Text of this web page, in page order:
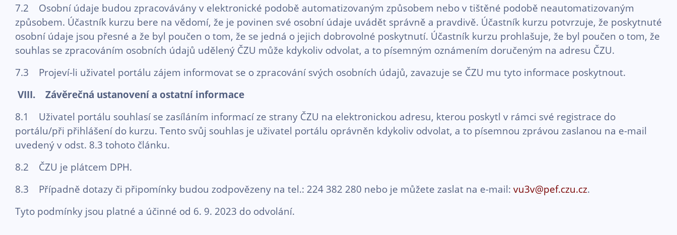
7.2 Osobní údaje budou zpracovávány v elektronické podobě automatizovaným způsobem nebo v tištěné podobě neautomatizovaným
způsobem. Účastník kurzu bere na vědomí, že je povinen své osobní údaje uvádět správně a pravdivě. Účastník kurzu potvrzuje, že poskytnuté
osobní údaje jsou přesné a že byl poučen o tom, že se jedná o jejich dobrovolné poskytnutí. Účastník kurzu prohlašuje, že byl poučen o tom, že
souhlas se zpracováním osobních údajů udělený ČZU může kdykoliv odvolat, a to písemným oznámením doručeným na adresu ČZU.
7.3 Projeví-li uživatel portálu zájem informovat se o zpracování svých osobních údajů, zavazuje se ČZU mu tyto informace poskytnout.
VIII. Závěrečná ustanovení a ostatní informace
8.1 Uživatel portálu souhlasí se zasíláním informací ze strany ČZU na elektronickou adresu, kterou poskytl v rámci své registrace do
portálu/při přihlášení do kurzu. Tento svůj souhlas je uživatel portálu oprávněn kdykoliv odvolat, a to písemnou zprávou zaslanou na e-mail
uvedený v odst. 8.3 tohoto článku.
8.2 ČZU je plátcem DPH.
8.3 Případně dotazy či připomínky budou zodpovězeny na tel.: 224 382 280 nebo je můžete zaslat na e-mail: vu3v@pef.czu.cz.
Tyto podmínky jsou platné a účinné od 6. 9. 2023 do odvolání.